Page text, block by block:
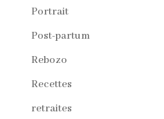
Portrait
Post-partum
Rebozo
Recettes
retraites